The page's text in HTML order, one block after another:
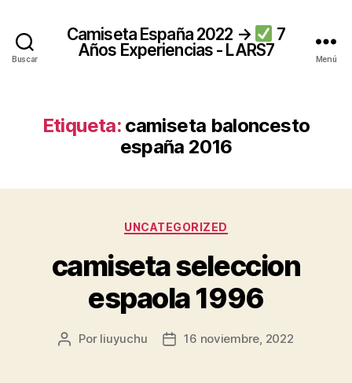
Buscar
Camiseta España 2022 →
7
Años Experiencias - LARS7
Menú
Etiqueta: camiseta baloncesto
españa 2016
Categorías
UNCATEGORIZED
camiseta seleccion
espaola 1996
Autor
Por liuyuchu
Fecha16 noviembre, 2022